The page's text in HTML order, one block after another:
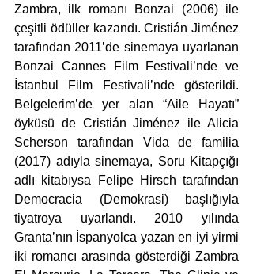
Zambra, ilk romanı Bonzai (2006) ile
çeşitli ödüller kazandı. Cristián Jiménez
tarafından 2011’de sinemaya uyarlanan
Bonzai Cannes Film Festivali’nde ve
İstanbul Film Festivali’nde gösterildi.
Belgelerim’de yer alan “Aile Hayatı”
öyküsü de Cristián Jiménez ile Alicia
Scherson tarafından Vida de familia
(2017) adıyla sinemaya, Soru Kitapçığı
adlı kitabıysa Felipe Hirsch tarafından
Democracia (Demokrasi) başlığıyla
tiyatroya uyarlandı. 2010 yılında
Granta’nın İspanyolca yazan en iyi yirmi
iki romancı arasında gösterdiği Zambra